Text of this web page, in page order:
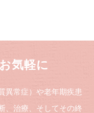
気軽に
異常症）や老年期疾患
、治療、そしてその終